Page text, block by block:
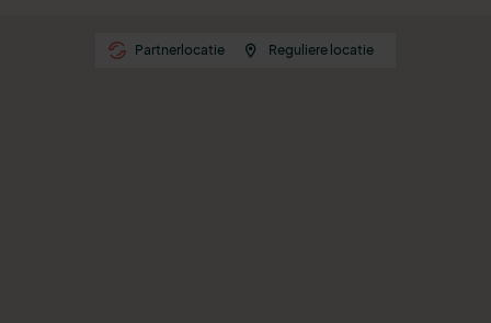
Partnerlocatie Reguliere locatie